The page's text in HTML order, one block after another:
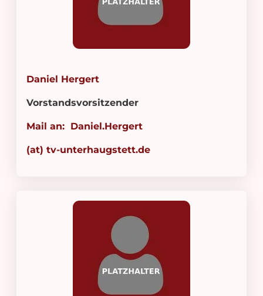
Daniel Hergert
Vorstandsvorsitzender
Mail an: Daniel.Hergert
(at) tv-unterhaugstett.de